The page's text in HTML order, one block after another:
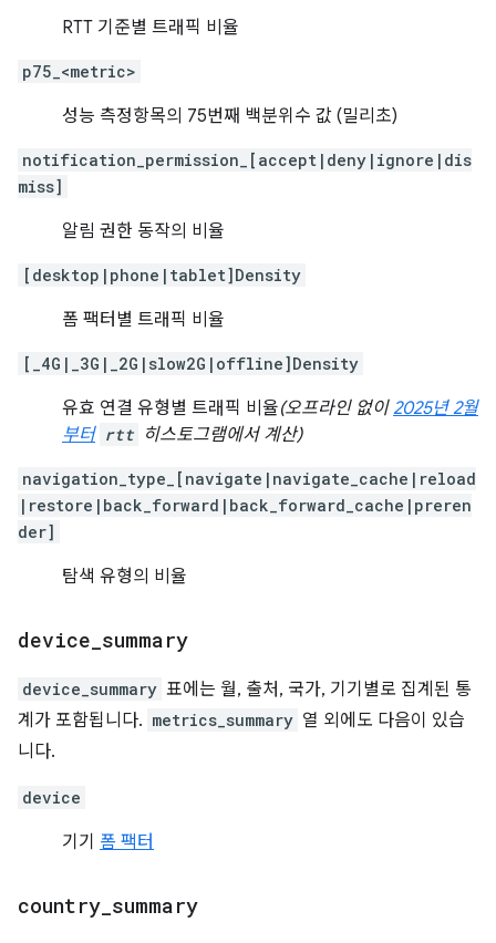
RTT 기준별 트래픽 비율
p75_<metric>
성능 측정항목의 75번째 백분위수 값 (밀리초)
notification_permission_[accept|deny|ignore|dis
miss]
알림 권한 동작의 비율
[desktop|phone|tablet]Density
폼 팩터별 트래픽 비율
[_4G|_3G|_2G|slow2G|offline]Density
유효 연결 유형별 트래픽 비율(오프라인 없이2025년 2월
부터 rtt 히스토그램에서 계산)
navigation_type_[navigate|navigate_cache|reload
|restore|back_forward|back_forward_cache|preren
der]
탐색 유형의 비율
device summary
device_summary 표에는 월, 출처, 국가, 기기별로 집계된 통
계가 포함됩니다. metrics_summary 열 외에도 다음이 있습
니다.
device
기기 폼 팩터
country summary